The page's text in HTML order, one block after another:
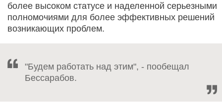
более высоком статусе и наделенной серьезными
полномочиями для более эффективных решений
возникающих проблем.
"Будем работать над этим", - пообещал
Бессарабов.